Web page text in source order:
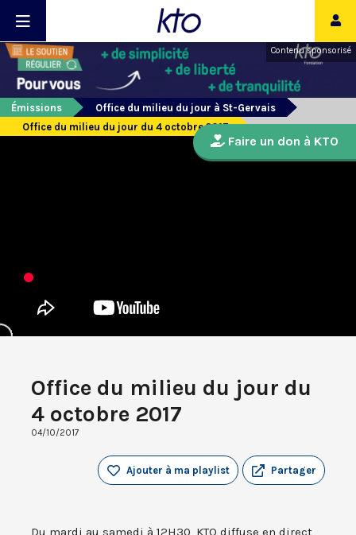
Contenu sponsorisé
Émissions
Office du milieu du jour à St-Gervais
Office du milieu du jour du 4 octobre 2017
Office du milieu du jour du
4 octobre 2017
04/10/2017
Partager
Ajouter à ma playlist
Du mardi au samedi à 12H30, KTO diffuse en direct
Faire un don à KTO